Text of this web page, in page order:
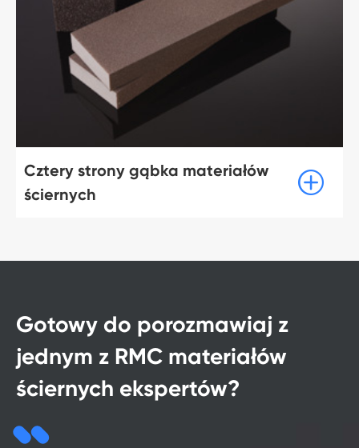
Cztery strony gąbka materiałów
ściernych

Gotowy do porozmawiaj z
jednym z RMC materiałów
ściernych ekspertów?